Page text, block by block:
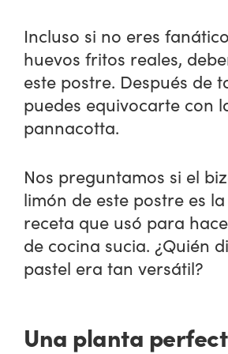
Incluso si no eres
huevos fritos reales,
este postre. Después de
puedes equivocarte con
pannacotta.
Nos preguntamos si el
limón de este postre es
receta que usó para
de cocina sucia. ¿Quién
pastel era tan versátil?
Una planta